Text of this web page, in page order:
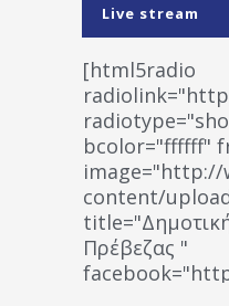
Live stream
[html5radio
bcolor="ffffff"
image="http://
content/
Πρέβεζας "